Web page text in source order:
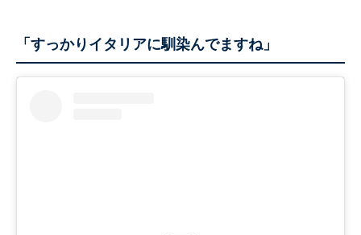
「すっかりイタリアに馴染んでますね」